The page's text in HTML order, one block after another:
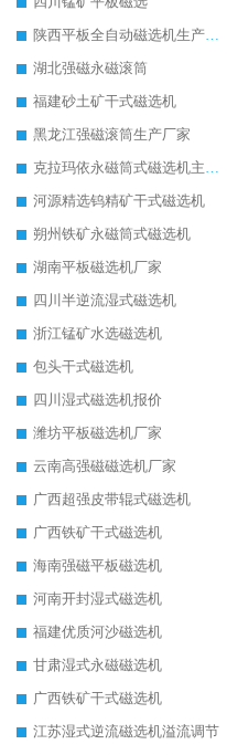
陕西平板全自动磁选机生产厂家
湖北强磁永磁滚筒
福建砂土矿干式磁选机
黑龙江强磁滚筒生产厂家
克拉玛依永磁筒式磁选机主要技术参数
河源精选钨精矿干式磁选机
朔州铁矿永磁筒式磁选机
湖南平板磁选机厂家
四川半逆流湿式磁选机
浙江锰矿水选磁选机
包头干式磁选机
四川湿式磁选机报价
潍坊平板磁选机厂家
云南高强磁磁选机厂家
广西超强皮带辊式磁选机
广西铁矿干式磁选机
海南强磁平板磁选机
河南开封湿式磁选机
福建优质河沙磁选机
甘肃湿式永磁磁选机
广西铁矿干式磁选机
江苏湿式逆流磁选机溢流调节